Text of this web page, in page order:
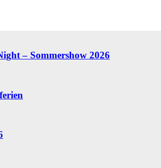
– Sommershow 2026